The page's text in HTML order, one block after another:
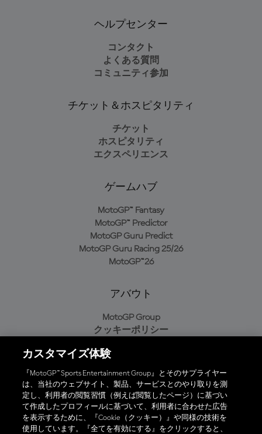
ヘルプセンター
コンタクト
よくある質問
コミュニティ参加
チケット＆ホスピタリティ
チケット
ホスピタリティ
エクスペリエンス
ゲームハブ
MotoGP™ Fantasy
MotoGP™ Predictor
MotoGP Guru Predict
MotoGP Guru Racing 25/26
MotoGP™26
アバウト
MotoGP Group
クッキーポリシー
プライバシーポリシー
購入ポリシー
オフィシャルアプリ
カスタマイズ体験
『MotoGP™ Sports Entertainment Group』とそのサプライヤー
は、当社のウェブサイト、製品、サービスとのやり取りを測
定し、利用者の閲覧習慣（例えば閲覧したページ）に基づい
て作成したプロフィールに基づいて、利用者に合わせた広告
を表示するために、『Cookie（クッキー）』や同様の技術を
使用しています。『全てを有効にする』をクリックすると、